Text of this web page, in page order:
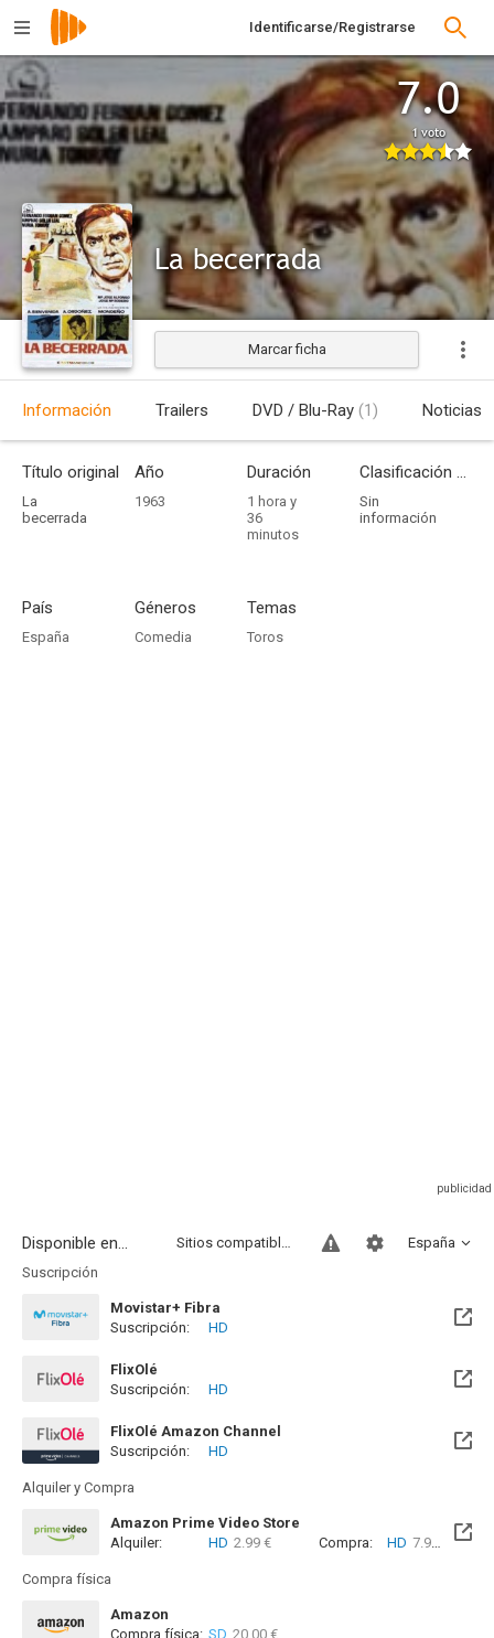
Identificarse/Registrarse
7.0
1 voto
La becerrada
Estrenada
Marcar ficha
Información Trailers DVD / Blu-Ray (1) Noticias
Título original
La
becerrada
Año
1963
Duración
1 hora y
36
minutos
Clasificación por edades
Sin
información
País
España
Géneros
Comedia
Temas
Toros
Disponible en... España
Sitios compatibles
Suscripción
Movistar+ Fibra
Disponible hasta el Vie, 01 Ene 2100 (Quedan 73 años)
Suscripción: HD
FlixOlé
Suscripción:
HD
FlixOlé Amazon Channel
Suscripción:
HD
Alquiler y Compra
Amazon Prime Video Store
Alquiler:
HD 2.99 € Compra: HD 7.99 €
Compra física
Amazon
Compra física: SD 20.00 €